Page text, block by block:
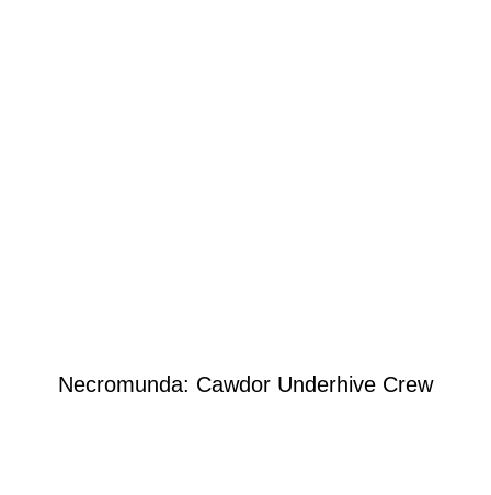
Necromunda: Cawdor Underhive Crew